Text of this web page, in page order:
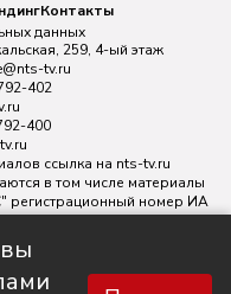
Контакты
данных
259, 4-ый этаж
tv.ru
402
400
ссылка на nts-tv.ru
в том числе материалы
регистрационный номер ИА
службой по
технологий и массовых
Александрович16+